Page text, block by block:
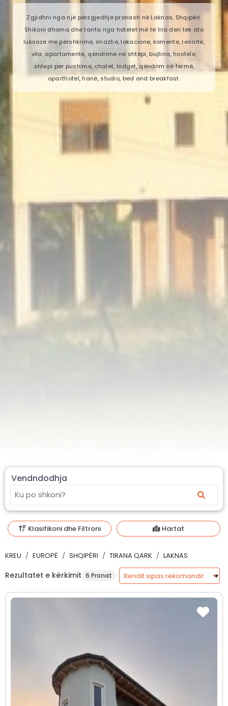
Zgjidhni nga një përzgjedhje pronash në Laknas, Shqipëri.
Shikoni dhoma dhe tarifa nga hotelet më të lira deri tek ato
luksoze me përshkrime, imazhe, lokacione, komente, resorte,
vila, apartamente, qëndrime në shtëpi, bujtina, hostele,
shtepi per pushime, chalet, lodget, qëndrim në fermë,
aparthotel, hanë, studio, bed and breakfast.
Vendndodhja
Klasifikoni dhe Filtroni Hartat
KREU EUROPË SHQIPËRI TIRANA QARK LAKNAS
Rezultatet e kërkimit 6 Pronat